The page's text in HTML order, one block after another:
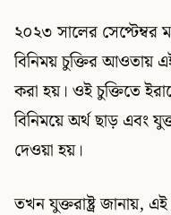
২০২৩ সালের সেপ্টেম্বর
বিনিময় চুক্তির আওতায় এই
করা হয়। ওই চুক্তিতে
বিনিময়ে অর্থ ছাড় এবং
দেওয়া হয়।
তখন যুক্তরাষ্ট্র জানায়,